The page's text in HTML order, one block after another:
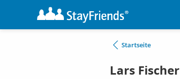
Startseite
Lars Fischer